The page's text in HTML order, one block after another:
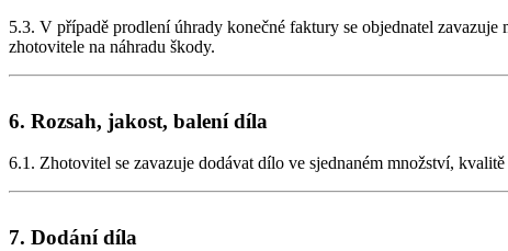
5.3. V případě prodlení úhrady konečné faktury se objednatel
zhotovitele na náhradu škody.
6. Rozsah, jakost, balení díla
6.1. Zhotovitel se zavazuje dodávat dílo ve sjednaném množství,
7. Dodání díla